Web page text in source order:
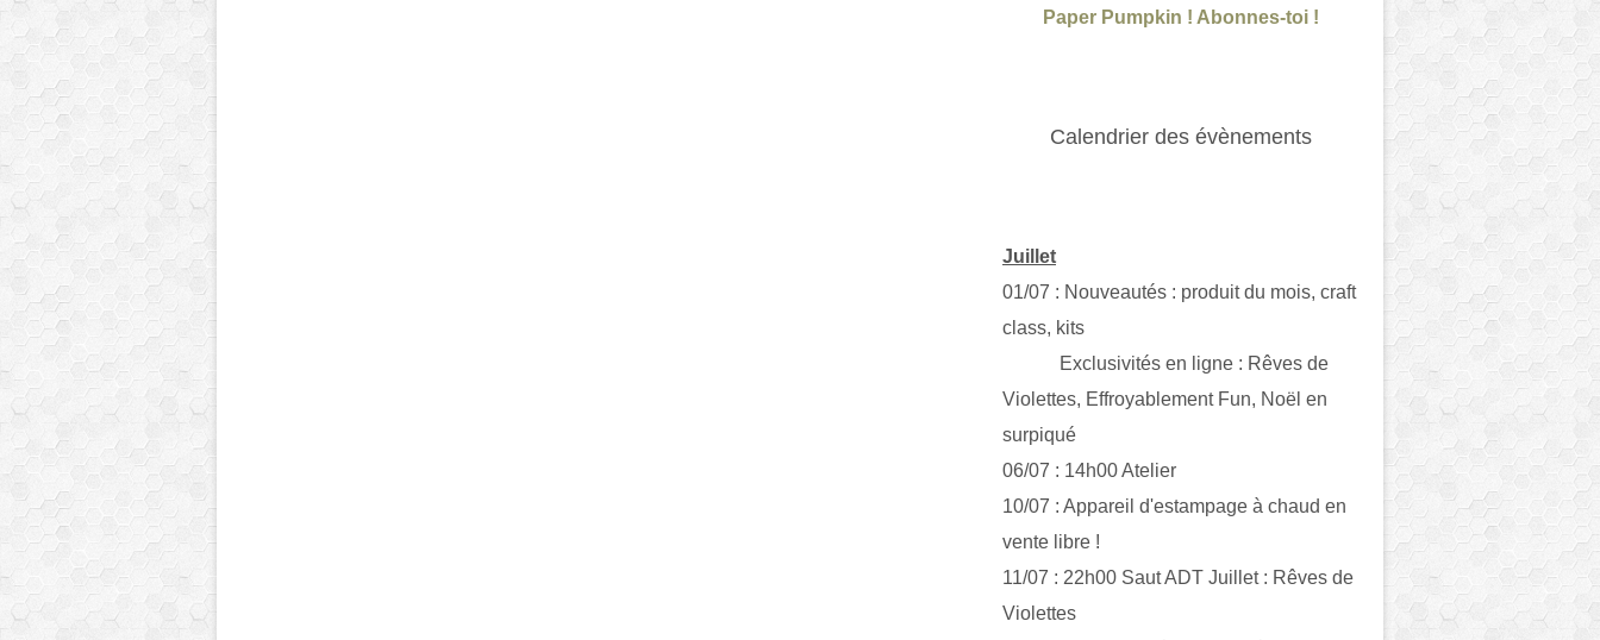
Paper Pumpkin ! Abonnes-toi !
Calendrier des évènements
Juillet
01/07 : Nouveautés : produit du mois, craft
class, kits
Exclusivités en ligne : Rêves de
Violettes, Effroyablement Fun, Noël en
surpiqué
06/07 : 14h00 Atelier
10/07 : Appareil d'estampage à chaud en
vente libre !
11/07 : 22h00 Saut ADT Juillet : Rêves de
Violettes